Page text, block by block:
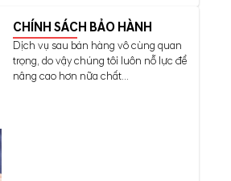
CHÍNH SÁCH BẢO HÀNH
Dịch vụ sau bán hàng vô cùng quan
trọng, do vậy chúng tôi luôn nỗ lực để
nâng cao hơn nữa chất...